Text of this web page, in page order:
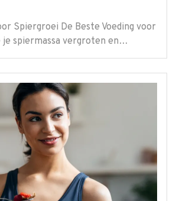
Spiergroei De Beste Voeding voor
je spiermassa vergroten en…